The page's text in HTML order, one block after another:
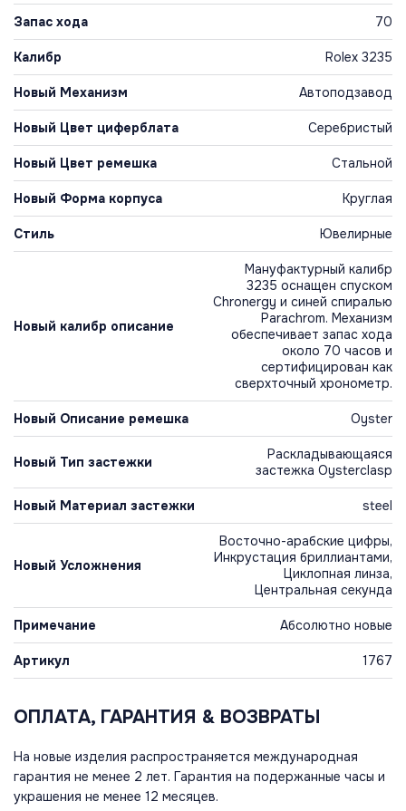
Запас хода 70
Калибр Rolex 3235
Новый Механизм Автоподзавод
Новый Цвет циферблата Серебристый
Новый Цвет ремешка Стальной
Новый Форма корпуса Круглая
Стиль Ювелирные
Новый калибр описание
Мануфактурный калибр
3235 оснащен спуском
Chronergy и синей спиралью
Parachrom. Механизм
обеспечивает запас хода
около 70 часов и
сертифицирован как
сверхточный хронометр.
Новый Описание ремешка Oyster
Новый Тип застежки
Раскладывающаяся
застежка Oysterclasp
Новый Материал застежки steel
Новый Усложнения
Восточно-арабские цифры,
Инкрустация бриллиантами,
Циклопная линза,
Центральная секунда
Примечание Абсолютно новые
Артикул 1767
ОПЛАТА, ГАРАНТИЯ & ВОЗВРАТЫ
На новые изделия распространяется международная
гарантия не менее 2 лет. Гарантия на подержанные часы и
украшения не менее 12 месяцев.